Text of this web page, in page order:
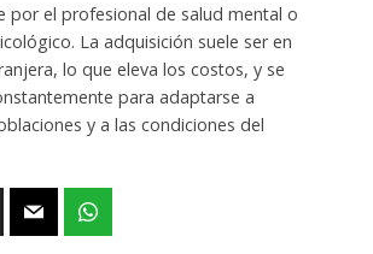
por el profesional de salud mental o
La adquisición suele ser en
lo que eleva los costos, y se
para adaptarse a
y a las condiciones del